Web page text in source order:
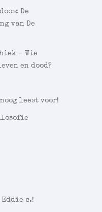
De
van De
– Wie
en dood?
leest voor!
Eddie c.!